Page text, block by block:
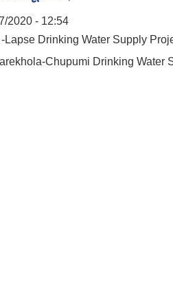
2020 - 12:54
Lapse Drinking Water Supply
Chupumi Drinking Water